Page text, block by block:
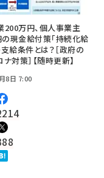
200万円、個人事業主
現金給付策「持続化給
給条件とは？［政府の
対策］【随時更新】
8日 7:00